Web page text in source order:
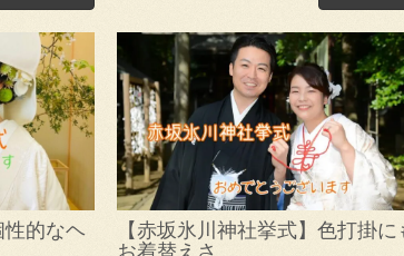
性的なヘ
【赤坂氷川神社挙式】色打掛に